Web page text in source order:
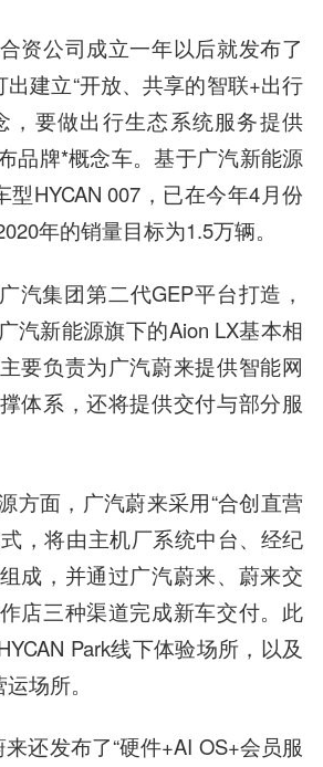
资公司成立一年以后就发布了
出建立“开放、共享的智联+出行
，要做出行生态系统服务提供
品牌*概念车。基于广汽新能源
型HYCAN 007，已在今年4月份
年的销量目标为1.5万辆。
广汽集团第二代GEP平台打造，
汽新能源旗下的Aion LX基本相
要负责为广汽蔚来提供智能网
体系，还将提供交付与部分服
方面，广汽蔚来采用“合创直营
式，将由主机厂系统中台、经纪
成，并通过广汽蔚来、蔚来交
店三种渠道完成新车交付。此
Park线下体验场所，以及
场所。
还发布了“硬件+AI OS+会员服